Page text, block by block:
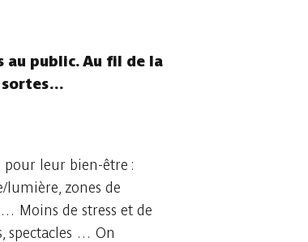
au public. Au fil de la
sortes…
leur bien-être :
lumière, zones de
Moins de stress et de
spectacles … On